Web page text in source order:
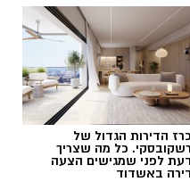
הדירות הגדול של
כל מה שצריך
לפני שמגישים הצעה
באשדוד